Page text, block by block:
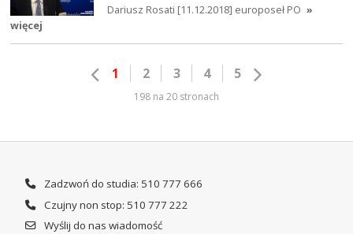
Dariusz Rosati [11.12.2018] europoseł PO »
więcej
1 2 3 4 5
198 na 20 stronach
Zadzwoń do studia: 510 777 666
Czujny non stop: 510 777 222
Wyślij do nas wiadomość